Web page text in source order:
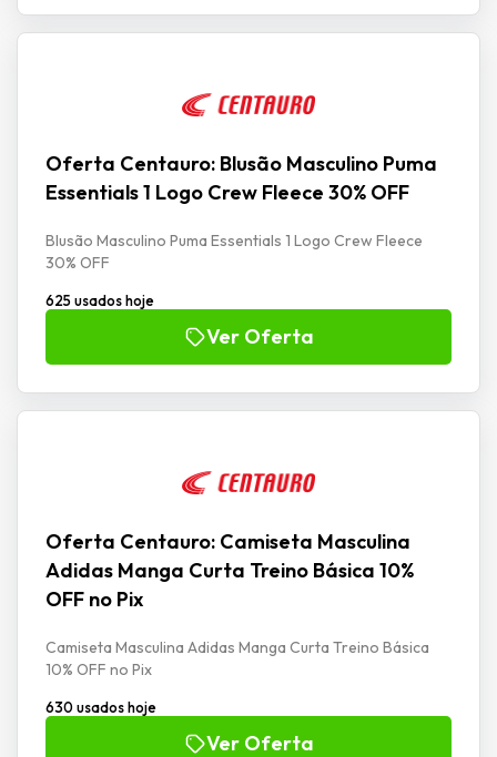
Oferta Centauro: Blusão Masculino Puma
Essentials 1 Logo Crew Fleece 30% OFF
Blusão Masculino Puma Essentials 1 Logo Crew Fleece
30% OFF
625 usados hoje
Ver Oferta
Oferta Centauro: Camiseta Masculina
Adidas Manga Curta Treino Básica 10%
OFF no Pix
Camiseta Masculina Adidas Manga Curta Treino Básica
10% OFF no Pix
630 usados hoje
Ver Oferta